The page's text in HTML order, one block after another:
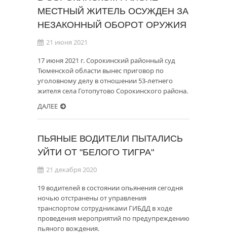
МЕСТНЫЙ ЖИТЕЛЬ ОСУЖДЕН ЗА
НЕЗАКОННЫЙ ОБОРОТ ОРУЖИЯ
21 июня 2021
17 июня 2021 г. Сорокинский районный суд
Тюменской области вынес приговор по
уголовному делу в отношении 53-летнего
жителя села Готопутово Сорокинского района.
ДАЛЕЕ
ПЬЯНЫЕ ВОДИТЕЛИ ПЫТАЛИСЬ
УЙТИ ОТ "БЕЛОГО ТИГРА"
21 декабря 2020
19 водителей в состоянии опьянения сегодня
ночью отстранены от управления
транспортом сотрудниками ГИБДД в ходе
проведения мероприятий по предупреждению
пьяного вождения.